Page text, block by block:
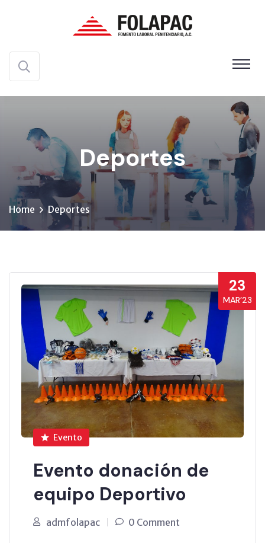
Deportes
Home Deportes
23
MAR’23
Evento
Evento donación de
equipo Deportivo
admfolapac 0 Comment